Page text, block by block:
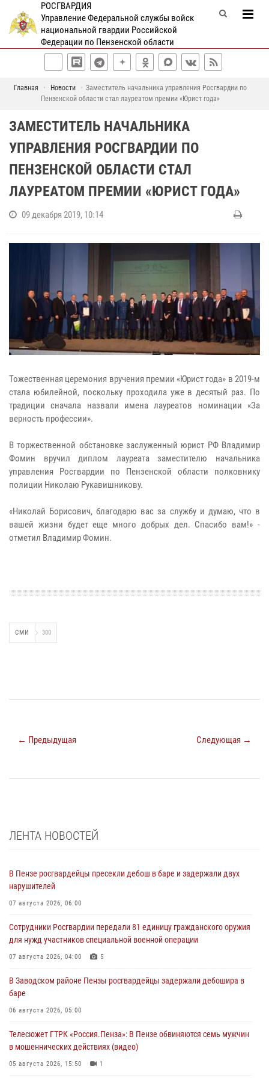
РОСГВАРДИЯ
Управление Федеральной службы войск
национальной гвардии Российской
Федерации по Пензенской области
Главная Новости
Заместитель начальника управления Росгвардии по
Пензенской области стал лауреатом премии «Юрист года»
ЗАМЕСТИТЕЛЬ НАЧАЛЬНИКА
УПРАВЛЕНИЯ РОСГВАРДИИ ПО
ПЕНЗЕНСКОЙ ОБЛАСТИ СТАЛ
ЛАУРЕАТОМ ПРЕМИИ «ЮРИСТ ГОДА»
09 декабря 2019, 10:14
Тожественная церемония вручения премии «Юрист года» в 2019-м
стала юбилейной, поскольку проходила уже в десятый раз. По
традиции сначала назвали имена лауреатов номинации «За
верность профессии».
В торжественной обстановке заслуженный юрист РФ Владимир
Фомин вручил диплом лауреата заместителю начальника
управления Росгвардии по Пензенской области полковнику
полиции Николаю Рукавишникову.
«Николай Борисович, благодарю вас за службу и думаю, что в
вашей жизни будет еще много добрых дел. Спасибо вам!» -
отметил Владимир Фомин.
СМИ 300
← Предыдущая Следующая →
ЛЕНТА НОВОСТЕЙ
В Пензе росгвардейцы пресекли дебош в баре и задержали двух
нарушителей
07 августа 2026, 06:00
Сотрудники Росгвардии передали 81 единицу гражданского оружия
для нужд участников специальной военной операции
07 августа 2026, 04:00 5
В Заводском районе Пензы росгвардейцы задержали дебошира в
баре
06 августа 2026, 05:00
Телесюжет ГТРК «Россия.Пенза»: В Пензе обвиняются семь мужчин
в мошеннических действиях (видео)
05 августа 2026, 15:50 1